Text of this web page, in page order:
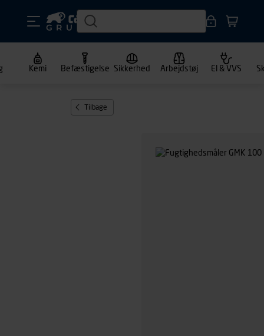
Kemi Befæstigelse Sikkerhed Arbejdstøj El & VVS
Tilbage